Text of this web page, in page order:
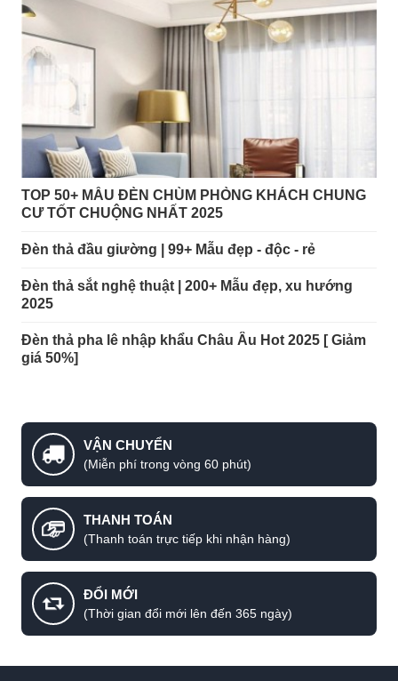
TOP 50+ MẪU ĐÈN CHÙM PHÒNG KHÁCH CHUNG
CƯ TỐT CHUỘNG NHẤT 2025
Đèn thả đầu giường | 99+ Mẫu đẹp - độc - rẻ
Đèn thả sắt nghệ thuật | 200+ Mẫu đẹp, xu hướng
2025
Đèn thả pha lê nhập khẩu Châu Âu Hot 2025 [ Giảm
giá 50%]
VẬN CHUYỂN
(Miễn phí trong vòng 60 phút)
THANH TOÁN
(Thanh toán trực tiếp khi nhận hàng)
ĐỔI MỚI
(Thời gian đổi mới lên đến 365 ngày)